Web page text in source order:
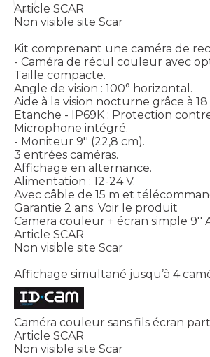
Article SCAR
Non visible site Scar
Kit comprenant une caméra de
- Caméra de récul couleur avec
Taille compacte.
Angle de vision : 100° horizontal.
Aide à la vision nocturne grâce à 18
Etanche - IP69K : Protection
Microphone intégré.
- Moniteur 9'' (22,8 cm).
3 entrées caméras.
Affichage en alternance.
Alimentation : 12-24 V.
Avec câble de 15 m et
Garantie 2 ans. Voir le produit
Camera couleur + écran simple 9''
Article SCAR
Non visible site Scar
Affichage simultané jusqu’à 4
Caméra couleur sans fils écran
Article SCAR
Non visible site Scar